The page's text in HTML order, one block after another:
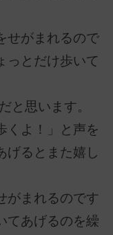
せがまれるので
っとだけ歩いて
と思います。
くよ！」と声を
げるとまた嬉し
がまれるのです
てあげるのを繰